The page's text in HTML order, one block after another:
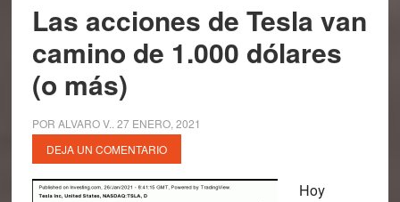
Las acciones de Tesla van
camino de 1.000 dólares
(o más)
POR ALVARO V. 27 ENERO, 2021
DEJA UN COMENTARIO
Hoy